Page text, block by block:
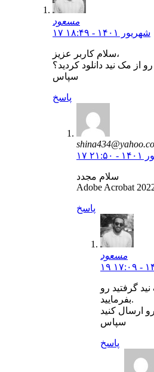
مسعود
۱۷ شهریور ۱۴۰۱ - ۱۸:۴۹
سلام کاربر عزیز،
از مک نید دانلود کردید؟
سپاس
پاسخ
سلام مجدد
Adobe Acrobat
پاسخ
مسعود
گرفتید رو
بفرمایید.
سپاس
پاسخ